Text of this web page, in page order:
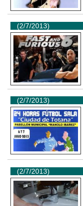
(2/7/2013)
(2/7/2013)
(2/7/2013)